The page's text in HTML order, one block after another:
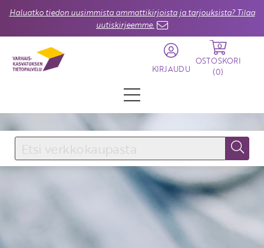
Haluatko tiedon uusimmista ammattikirjoista ja tarjouksista? Tilaa
uutiskirjeemme.
KIRJAUDU
0
OSTOSKORI
(0)
KIRJAUDU SISÄÄN
Käyttäjätunnus